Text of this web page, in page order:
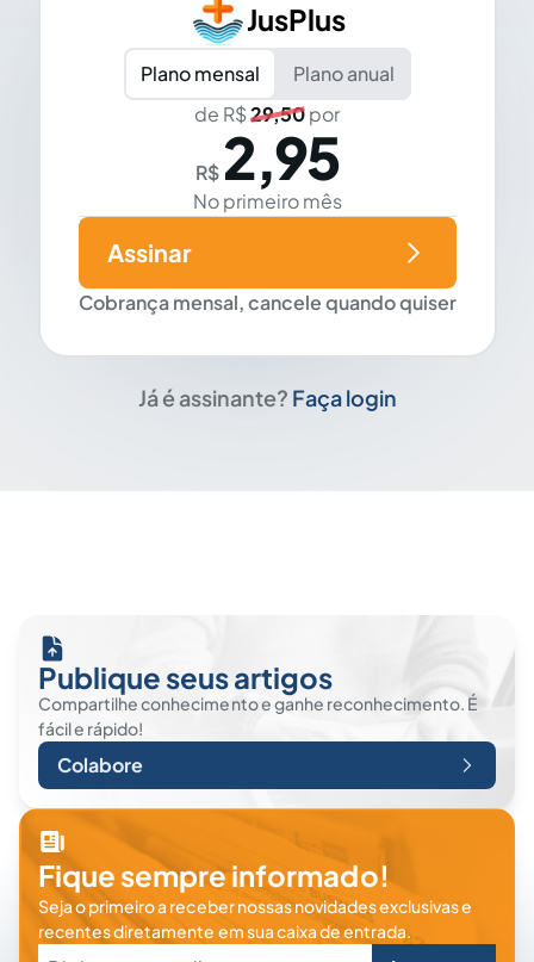
JusPlus
Plano mensal
Plano anual
de R$29,50por
R$ 2,95
No primeiro mês
Cobrança mensal, cancele quando quiser
Assinar
Já é assinante? Faça login
Publique seus artigos
Compartilhe conhecimento e ganhe reconhecimento. É
fácil e rápido!
Colabore
Fique sempre informado!
Seja o primeiro a receber nossas novidades exclusivas e
recentes diretamente em sua caixa de entrada.